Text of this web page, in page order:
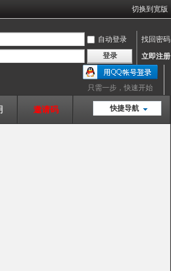
切换到宽版
自动登录
找回密码
登录 立即注册
只需一步，快速开始
快捷导航
邀请码